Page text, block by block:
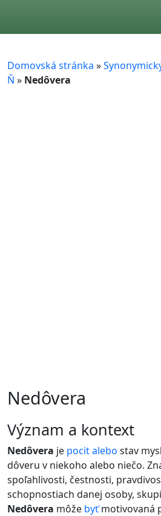
Domovská stránka »
Ň » Nedôvera
Nedôvera
význam a kontext
Nedôvera je pocitalebo stav
dôveru v niekoho alebo niečo.
spoľahlivosti, čestnosti,
schopnostiach danej osoby,
Nedôvera môže byťmotivovaná